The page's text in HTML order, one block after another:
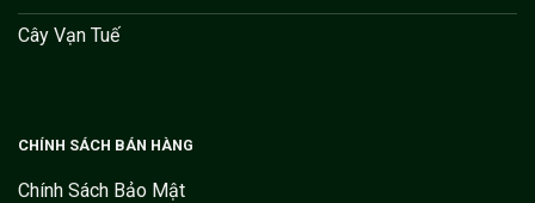
Cây Vạn Tuế
CHÍNH SÁCH BÁN HÀNG
Chính Sách Bảo Mật